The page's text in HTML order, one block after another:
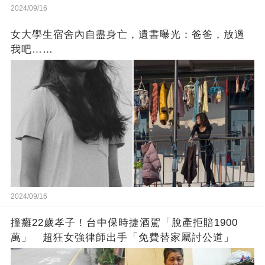
2024/09/16
女大學生宿舍內自盡身亡，遺書曝光：爸爸，放過
我吧……
2024/09/16
撞癱22歲孝子！台中保時捷酒駕「脫產拒賠1900
萬」 超狂女強律師出手「免費替家屬討公道」